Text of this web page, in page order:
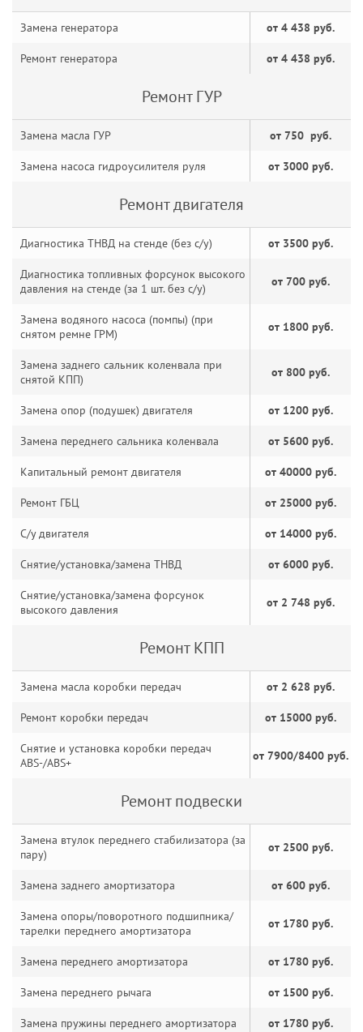
Замена генератора от 4 438 руб.
Ремонт генератора от 4 438 руб.
Ремонт ГУР
Замена масла ГУР от 750 руб.
Замена насоса гидроусилителя руля от 3000 руб.
Ремонт двигателя
Диагностика ТНВД на стенде (без с/у) от 3500 руб.
Диагностика топливных форсунок высокого
давления на стенде (за 1 шт. без с/у)
от 700 руб.
Замена водяного насоса (помпы) (при
снятом ремне ГРМ)
от 1800 руб.
Замена заднего сальник коленвала при
снятой КПП)
от 800 руб.
Замена опор (подушек) двигателя от 1200 руб.
Замена переднего сальника коленвала от 5600 руб.
Капитальный ремонт двигателя от 40000 руб.
Ремонт ГБЦ от 25000 руб.
С/у двигателя от 14000 руб.
Снятие/установка/замена ТНВД от 6000 руб.
Снятие/установка/замена форсунок
высокого давления
от 2 748 руб.
Ремонт КПП
Замена масла коробки передач от 2 628 руб.
Ремонт коробки передач от 15000 руб.
Снятие и установка коробки передач
ABS-/ABS+
от 7900/8400 руб.
Ремонт подвески
Замена втулок переднего стабилизатора (за
пару)
от 2500 руб.
Замена заднего амортизатора от 600 руб.
Замена опоры/поворотного подшипника/
тарелки переднего амортизатора
от 1780 руб.
Замена переднего амортизатора от 1780 руб.
Замена переднего рычага от 1500 руб.
Замена пружины переднего амортизатора от 1780 руб.